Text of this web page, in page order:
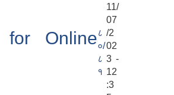
for Online८
०/
८
१
11/
07
/2
02
3 -
12
:3